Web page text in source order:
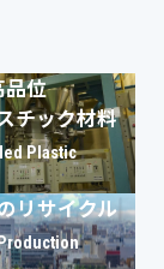
品位
チック材料
Plastic
リサイクル